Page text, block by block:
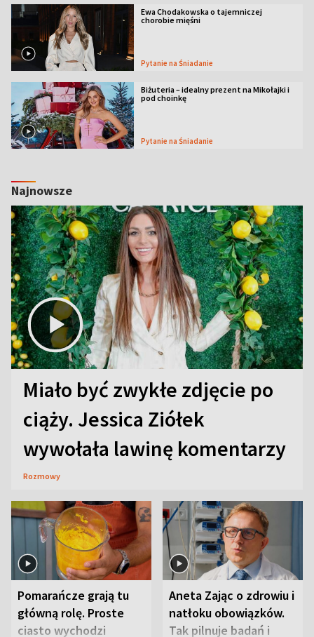
Ewa Chodakowska o tajemniczej
chorobie mięśni
Pytanie na Śniadanie
Biżuteria – idealny prezent na Mikołajki i
pod choinkę
Pytanie na Śniadanie
Najnowsze
Miało być zwykłe zdjęcie po
ciąży. Jessica Ziółek
wywołała lawinę komentarzy
Rozmowy
Pomarańcze grają tu
główną rolę. Proste
ciasto wychodzi
Aneta Zając o zdrowiu i
natłoku obowiązków.
Tak pilnuje badań i